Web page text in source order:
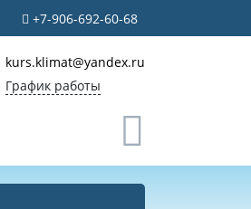
+7-906-692-60-68
kurs.klimat@yandex.ru
График работы